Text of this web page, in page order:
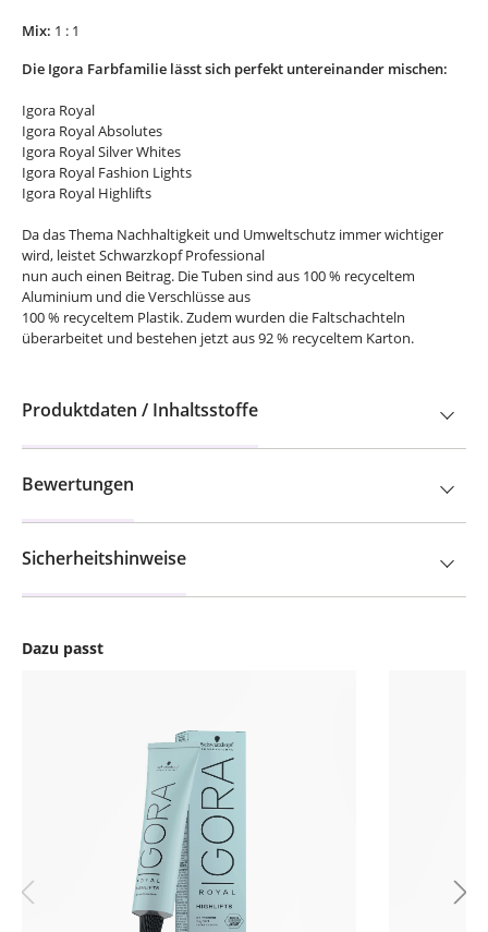
Dazu passt
Mix: 1 : 1
Die Igora Farbfamilie lässt sich perfekt untereinander mischen:
Igora Royal
Igora Royal Absolutes
Igora Royal Silver Whites
Igora Royal Fashion Lights
Igora Royal Highlifts
Da das Thema Nachhaltigkeit und Umweltschutz immer wichtiger
wird, leistet Schwarzkopf Professional
nun auch einen Beitrag. Die Tuben sind aus 100 % recyceltem
Aluminium und die Verschlüsse aus
100 % recyceltem Plastik. Zudem wurden die Faltschachteln
überarbeitet und bestehen jetzt aus 92 % recyceltem Karton.
Produktdaten / Inhaltsstoffe
Bewertungen
Sicherheitshinweise